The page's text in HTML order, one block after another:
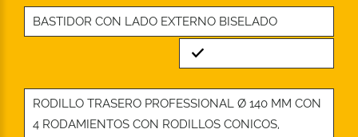
BASTIDOR CON LADO EXTERNO BISELADO
Standard
RODILLO TRASERO PROFESSIONAL Ø 140 MM CON
4 RODAMIENTOS CON RODILLOS CONICOS,